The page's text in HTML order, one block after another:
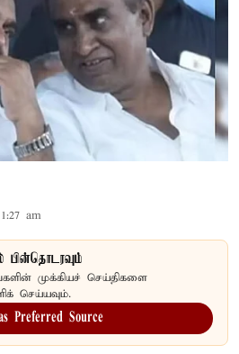
am
பின்தொடரவும்
முக்கியச் செய்திகளை
செய்யவும்.
Preferred Source